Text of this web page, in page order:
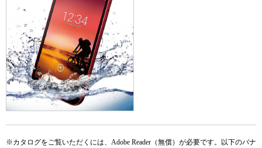
※カタログをご覧いただくには、Adobe Reader（無償）が必要です。以下のバナ